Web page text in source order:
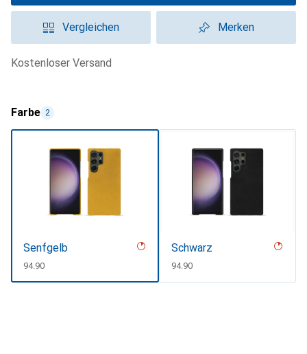
Vergleichen Merken
kostenloser Versand
Farbe 2
Senfgelb
CHF
94.90
Schwarz
CHF
94.90